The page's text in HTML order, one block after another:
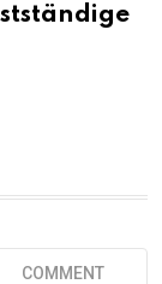
COMMENT